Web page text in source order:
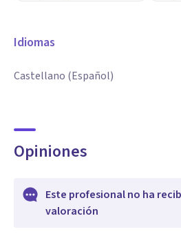
Idiomas
Castellano (Español)
Opiniones
Este profesional no ha
valoración